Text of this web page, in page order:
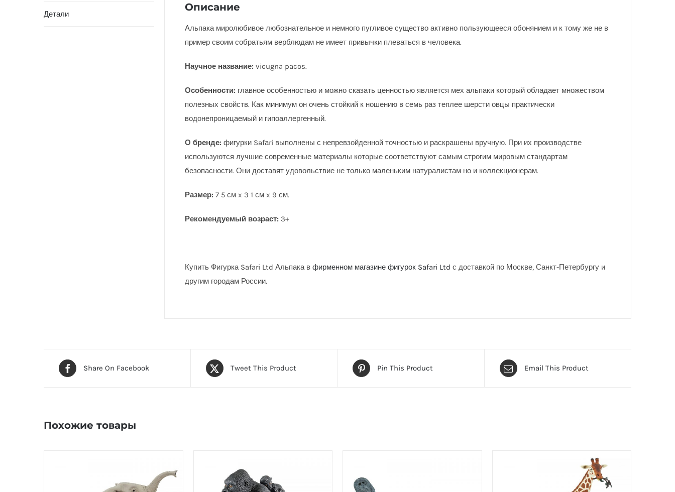
Детали
Описание
Альпака миролюбивое любознательное и немного пугливое существо активно пользующееся обонянием и к тому же не в
пример своим собратьям верблюдам не имеет привычки плеваться в человека.
Научное название: vicugna pacos.
Особенности: главное особенностью и можно сказать ценностью является мех альпаки который обладает множеством
полезных свойств. Как минимум он очень стойкий к ношению в семь раз теплее шерсти овцы практически
водонепроницаемый и гипоаллергенный.
О бренде: фигурки Safаri выполнены с непревзойденной точностью и раскрашены вручную. При их производстве
используются лучшие современные материалы которые соответствуют самым строгим мировым стандартам
безопасности. Они доставят удовольствие не только маленьким натуралистам но и коллекционерам.
Размер: 7 5 см x 3 1 см x 9 см.
Рекомендуемый возраст: 3+
Купить Фигурка Safari Ltd Альпака в фирменном магазине фигурок Safari Ltd с доставкой по Москве, Санкт-Петербургу и
другим городам России.
Share On Facebook Tweet This Product Pin This Product Email This Product
Похожие товары